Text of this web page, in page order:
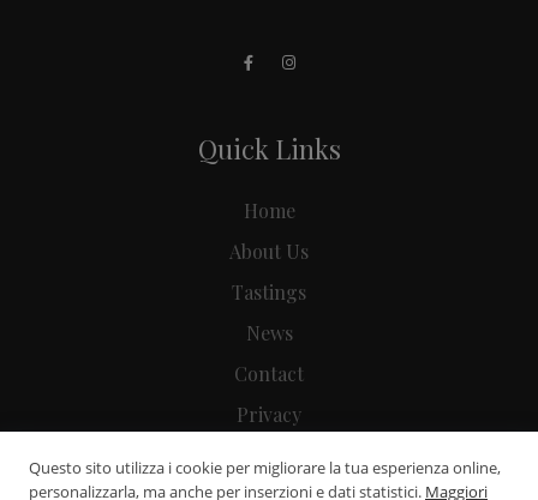
Quick Links
Home
About Us
Tastings
News
Contact
Privacy
Preferenze Cookie
Questo sito utilizza i cookie per migliorare la tua esperienza online,
personalizzarla, ma anche per inserzioni e dati statistici. Maggiori